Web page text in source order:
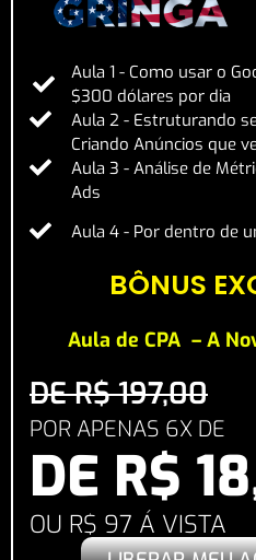
Aula 1 - Como usar o
$300 dólares por dia
Aula 2 - Estruturando
Criando Anúncios que
Aula 3 - Análise de
Ads
Aula 4 - Por dentro de
BÔNUS
Aula de CPA – A
DE R$ 197,00
POR APENAS 6X DE
DE R$
OU R$ 97 Á VISTA